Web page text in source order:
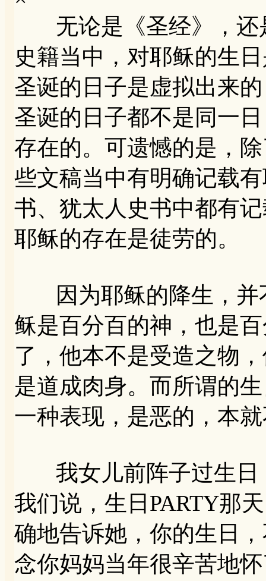
无论是《圣经》，还
史籍当中，对耶稣的生
圣诞的日子是虚拟出来
圣诞的日子都不是同一
存在的。可遗憾的是，
些文稿当中有明确记载
书、犹太人史书中都有
耶稣的存在是徒劳的。
因为耶稣的降生，并
稣是百分百的神，也是
了，他本不是受造之物
是道成肉身。而所谓的
一种表现，是恶的，本
我女儿前阵子过生日
我们说，生日PARTY那
确地告诉她，你的生日
念你妈妈当年很辛苦地